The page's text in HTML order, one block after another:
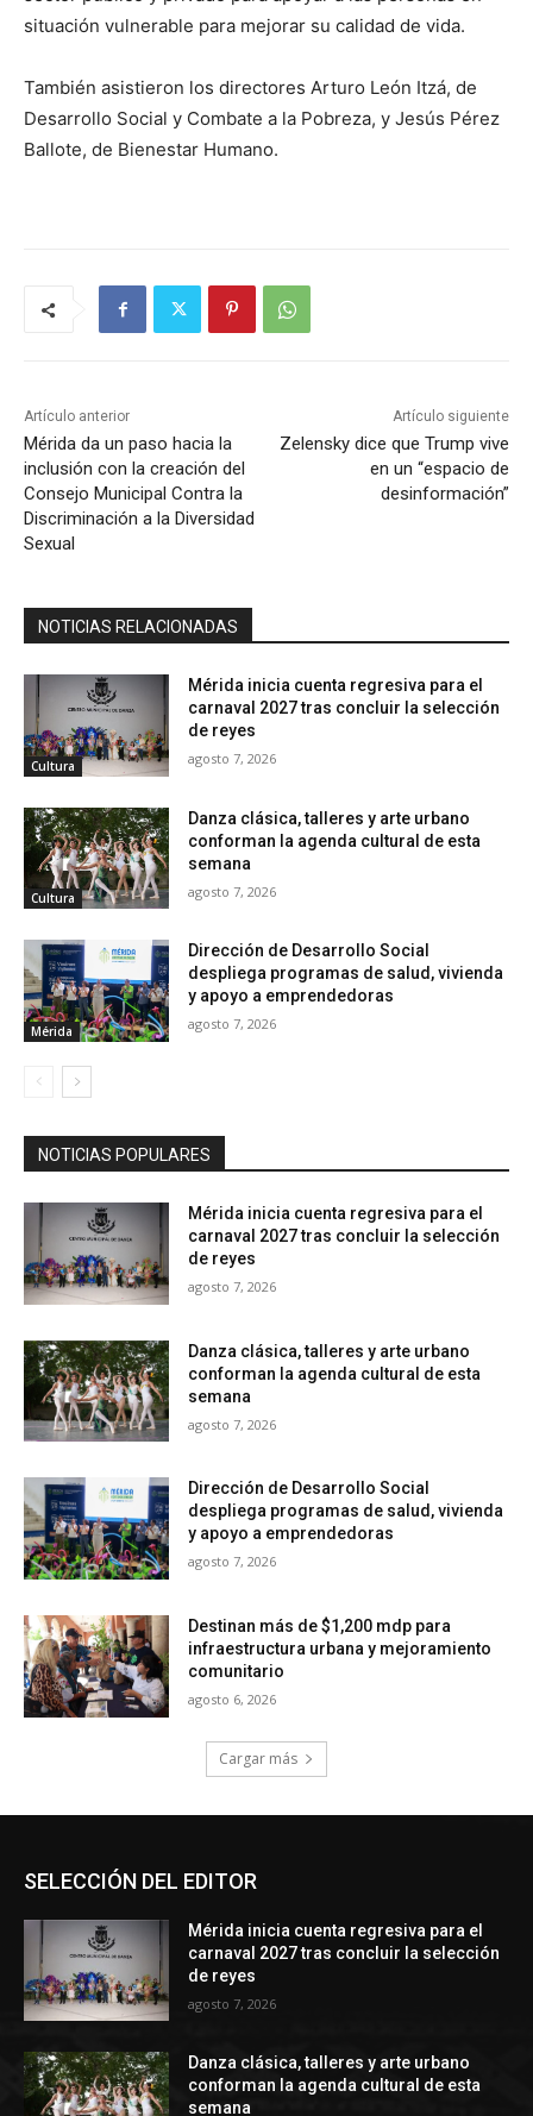
SELECCIÓN DEL EDITOR
Mérida inicia cuenta regresiva para el
carnaval 2027 tras concluir la selección
de reyes
agosto 7, 2026
Danza clásica, talleres y arte urbano
conforman la agenda cultural de esta
semana